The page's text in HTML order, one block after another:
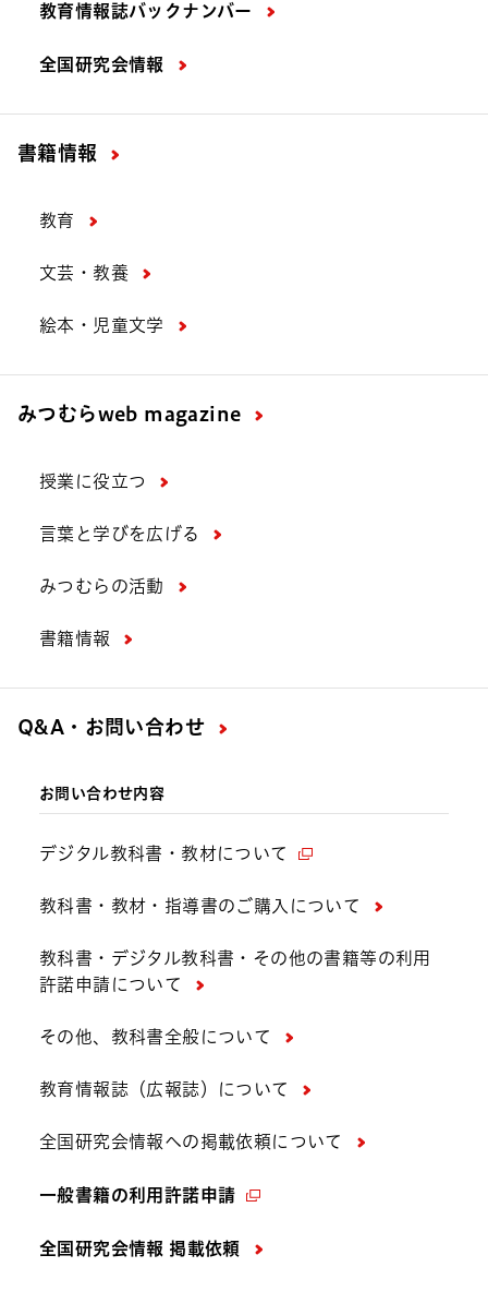
教育情報誌バックナンバー
全国研究会情報
書籍情報
教育
文芸・教養
絵本・児童文学
みつむらweb magazine
授業に役立つ
言葉と学びを広げる
みつむらの活動
書籍情報
Q&A・お問い合わせ
お問い合わせ内容
デジタル教科書・教材について
教科書・教材・指導書のご購入について
教科書・デジタル教科書・その他の書籍等の利用
許諾申請について
その他、教科書全般について
教育情報誌（広報誌）について
全国研究会情報への掲載依頼について
一般書籍の利用許諾申請
全国研究会情報 掲載依頼